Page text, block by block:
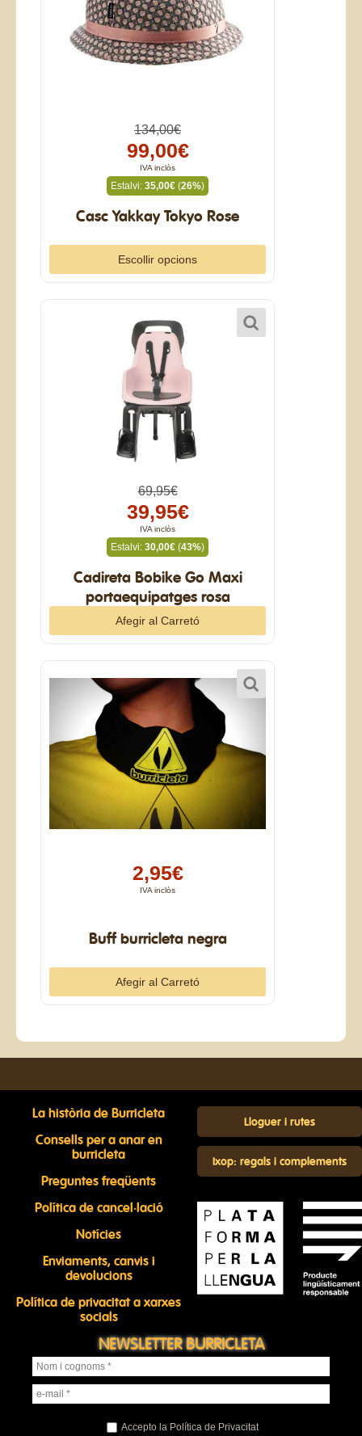
134,00€
99,00€
IVA inclòs
Estalvi: 35,00€ (26%)
Casc Yakkay Tokyo Rose
Escollir opcions
69,95€
39,95€
IVA inclòs
Estalvi: 30,00€ (43%)
Cadireta Bobike Go Maxi
portaequipatges rosa
2,95€
IVA inclòs
Buff burricleta negra
La història de Burricleta
Consells per a anar en
burricleta
Preguntes freqüents
Política de cancel·lació
Notícies
Enviaments, canvis i
devolucions
Política de privacitat a xarxes
socials
Lloguer i rutes
Ixop: regals i complements
NEWSLETTER BURRICLETA
Accepto la Política de Privacitat